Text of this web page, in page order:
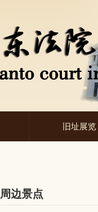
旧址展览
周边景点